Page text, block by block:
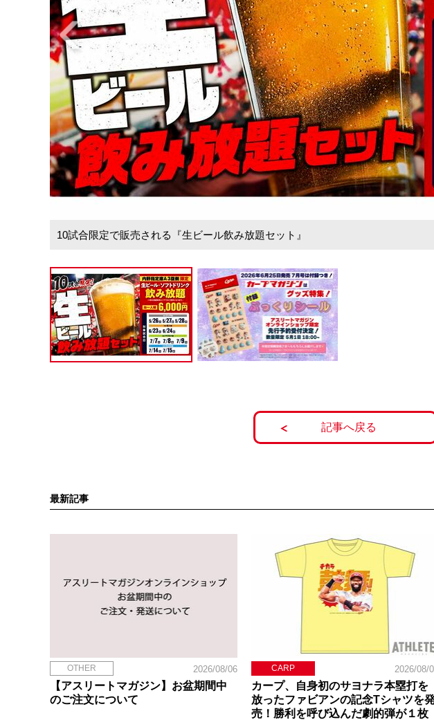
10試合限定で販売される『生ビール飲み放題セット』
記事へ戻る
最新記事
OTHER 2026/08/06
【アスリートマガジン】お盆期間中
のご注文について
CARP 2026/08/
カープ、自身初のサヨナラ本塁打を
放ったファビアンの記念Tシャツを
売！勝利を呼び込んだ劇的弾が１枚